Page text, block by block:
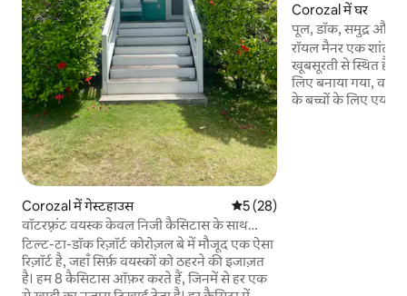
Corozal में गेस्टहाउस औसत रेटिंग 5 में से 5, 28 समीक्षाएँ
5 (28)
वॉटरफ़्रंट वयस्क केवल निजी कैसिटास के साथ
रिज़ॉर्ट
टिल्ट-टा-डॉक रिज़ॉर्ट कोरोज़ल बे में मौजूद एक ऐसा
रिज़ॉर्ट है, जहाँ सिर्फ़ वयस्कों को ठहरने की इजाज़त
है। हम 8 कैसिटास ऑफ़र करते हैं, जिनमें से हर एक
Corozal में घर
पूल, डॉक, समुद्र और
रॉयल मैनर एक शांत,
खूबसूरती से स्थित है। दो बेडरूम वाला, वयस्कों के
लिए बनाया गया,
के बच्चों के लिए एयर